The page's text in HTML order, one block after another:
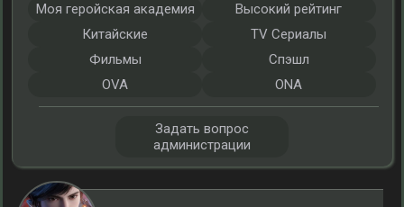
Моя геройская академия
Высокий рейтинг
Китайские
TV Сериалы
Фильмы
Спэшл
OVA
ONA
Задать вопрос
администрации